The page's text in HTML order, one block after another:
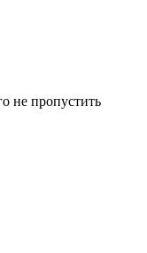
не пропустить